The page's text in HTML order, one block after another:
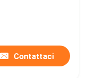
Contattaci